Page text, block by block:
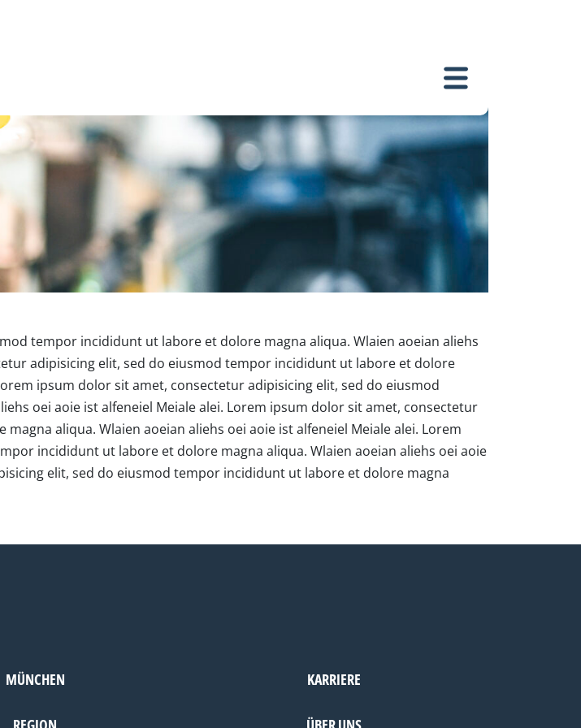
tempor incididunt ut labore et dolore magna aliqua. Wlaien aoeian aliehs
adipisicing elit, sed do eiusmod tempor incididunt ut labore et dolore
ipsum dolor sit amet, consectetur adipisicing elit, sed do eiusmod
oei aoie ist alfeneiel Meiale alei. Lorem ipsum dolor sit amet, consectetur
aliqua. Wlaien aoeian aliehs oei aoie ist alfeneiel Meiale alei. Lorem
incididunt ut labore et dolore magna aliqua. Wlaien aoeian aliehs oei aoie
elit, sed do eiusmod tempor incididunt ut labore et dolore magna
MÜNCHEN KARRIERE